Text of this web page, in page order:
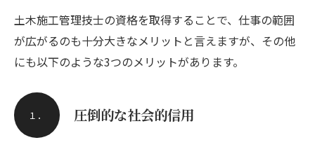
土木施工管理技士の資格を取得することで、仕事の範囲
が広がるのも十分大きなメリットと言えますが、その他
にも以下のような3つのメリットがあります。
圧倒的な社会的信用
１．